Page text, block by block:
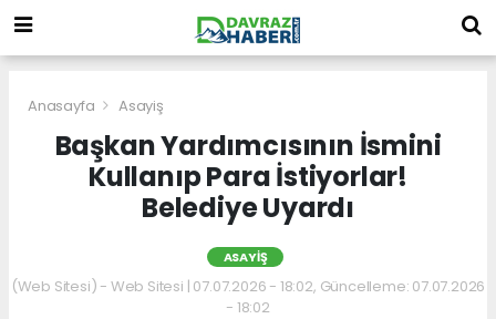
Anasayfa Asayiş
Başkan Yardımcısının İsmini
Kullanıp Para İstiyorlar!
Belediye Uyardı
ASAYIŞ
(Web Sitesi) - Web Sitesi | 07.07.2026 - 18:02, Güncelleme: 07.07.2026
- 18:02